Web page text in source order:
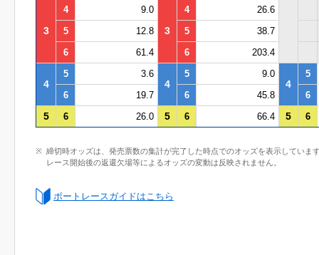
3
4 9.0
3
4
26.6
5
12.8 5
38.7
6
61.4 6 203.4
4
5 3.6
4
5 9.0
4
5
6
19.7 6 45.8 6
5 6 26.0 5 6 66.4 5 6
締切時オッズは、発売票数の集計が完了した時点でのオッズを表示していま
レース開始後の返還欠場等によるオッズの変動は反映されません。
ボートレースガイドはこちら